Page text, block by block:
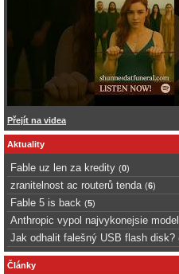
Přejít na videa
Aktuality
Fable uz len za kredity (0)
zranitelnost ac routerů tenda (6)
Fable 5 is back (5)
Anthropic vypol najvykonejsie
Jak odhalit falešný USB flash disk?
Články